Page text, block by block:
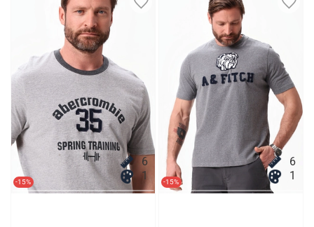
-15%
6
1
-15%
6
1